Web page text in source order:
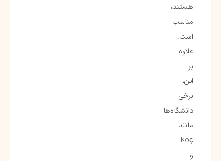
هستند،
مناسب
است.
علاوه
بر
این،
برخی
دانشگاه‌ها
مانند
Koç
و